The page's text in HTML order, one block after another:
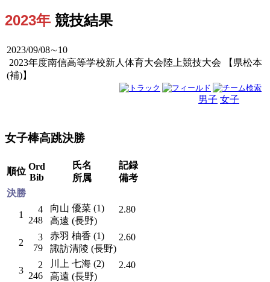
2023年 競技結果
2023/09/08∼10
2023年度南信高等学校新人体育大会陸上競技大会 【県松本
(補)】
男子 女子
女子棒高跳決勝
順位 Ord
Bib
氏名
所属
記録
備考
決勝
1
4
248
向山 優菜 (1)
高遠 (長野)
2.80
2
3
79
赤羽 柚香 (1)
諏訪清陵 (長野)
2.60
3
2
246
川上 七海 (2)
高遠 (長野)
2.40